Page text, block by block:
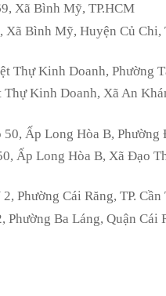
Xã Bình Mỹ, TP.HCM
Xã Bình Mỹ, Huyện Củ Chi,
Thự Kinh Doanh, Phường
Kinh Doanh, Xã An
50, Ấp Long Hòa B,
Ấp Long Hòa B, Xã Đạo
Phường Cái Răng, TP. Cần
Ba Láng, Quận Cái